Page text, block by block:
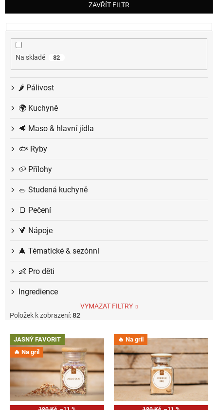
í
p
r
ZAVŘÍT FILTR
Na skladě 82
🌶️ Pálivost
🌍 Kuchyně
🥩 Maso & hlavní jídla
🐟 Ryby
🥔 Přílohy
🥗 Studená kuchyně
🍞 Pečení
🍹 Nápoje
🎄 Tématické & sezónní
👶 Pro děti
Ingredience
VYMAZAT FILTRY
Položek k zobrazení:82
V JASNÝ FAVORIT
🔥 Na gril
🔥 Na gril